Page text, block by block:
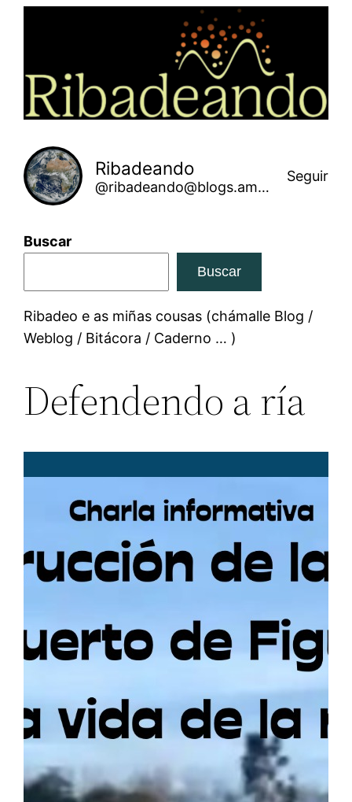
Ribadeando
@ribadeando@blogs.amarinha.gal
Seguir
Buscar
Buscar
Ribadeo e as miñas cousas (chámalle Blog /
Weblog / Bitácora / Caderno … )
Defendendo a ría